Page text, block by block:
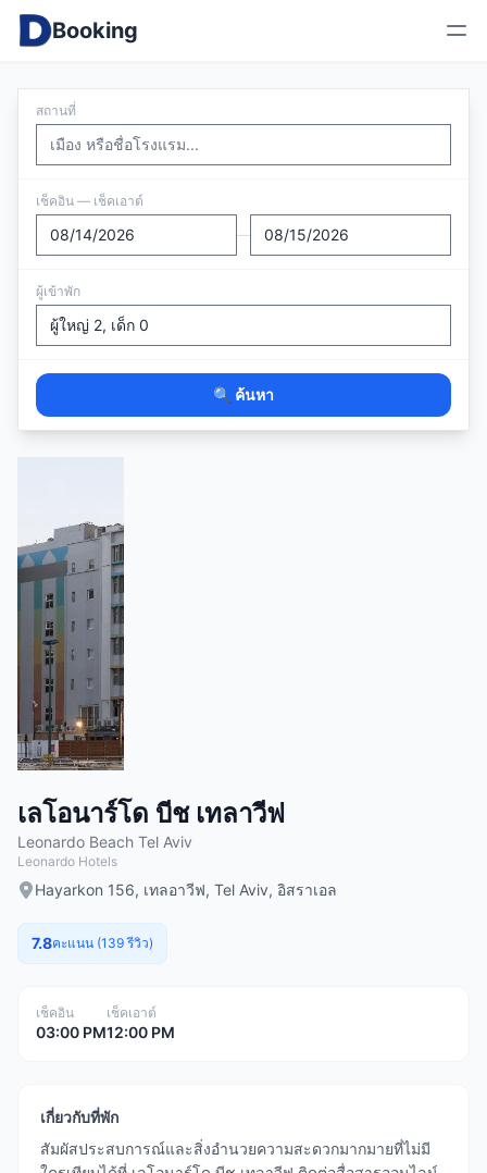
Booking
สถานที่
เช็คอิน — เช็คเอาต์
—
ผู้เข้าพัก
🔍 ค้นหา
เลโอนาร์โด บีช เทลาวีฟ
Leonardo Beach Tel Aviv
Leonardo Hotels
Hayarkon 156, เทลอาวีฟ, Tel Aviv, อิสราเอล
7.8คะแนน (139 รีวิว)
เช็คอิน
03:00 PM
เช็คเอาต์
12:00 PM
เกี่ยวกับที่พัก
สัมผัสประสบการณ์และสิ่งอำนวยความสะดวกมากมายที่ไม่มี